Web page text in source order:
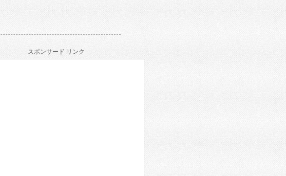
スポンサード リンク